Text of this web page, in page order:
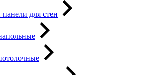
для стен